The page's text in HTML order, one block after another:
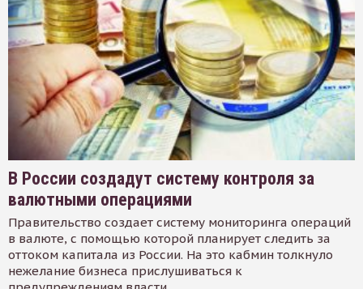
В России создадут систему контроля за
валютными операциями
Правительство создает систему мониторинга операций
в валюте, с помощью которой планирует следить за
оттоком капитала из России. На это кабмин толкнуло
нежелание бизнеса прислушиваться к